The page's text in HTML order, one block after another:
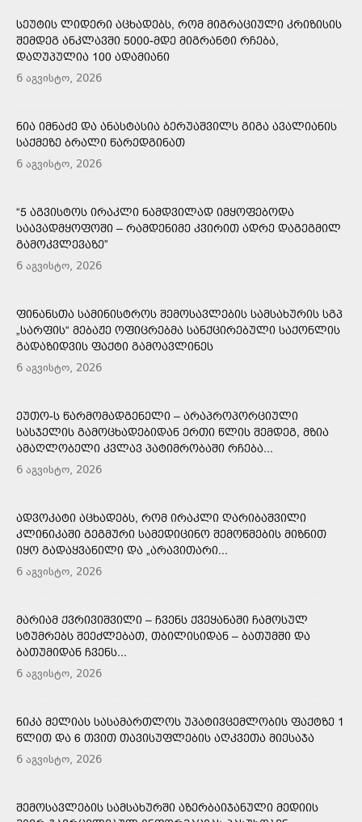
ᲡᲔᲣᲢᲘᲡ ᲚᲘᲓᲔᲠᲘ ᲐᲪᲮᲐᲓᲔᲑᲡ, ᲠᲝᲛ ᲛᲘᲒᲠᲐᲪᲘᲣᲚᲘ ᲙᲠᲘᲖᲘᲡᲘᲡ
ᲨᲔᲛᲓᲔᲒ ᲐᲜᲙᲚᲐᲕᲨᲘ 5000-ᲛᲓᲔ ᲛᲘᲒᲠᲐᲜᲢᲘ ᲠᲩᲔᲑᲐ,
ᲓᲐᲦᲣᲞᲣᲚᲘᲐ 100 ᲐᲓᲐᲛᲘᲐᲜᲘ
6 აგვისტო, 2026
ᲜᲘᲐ ᲘᲛᲜᲐᲫᲔ ᲓᲐ ᲐᲜᲐᲡᲢᲐᲡᲘᲐ ᲑᲔᲠᲣᲐᲨᲕᲘᲚᲡ ᲒᲘᲒᲐ ᲐᲕᲐᲚᲘᲐᲜᲘᲡ
ᲡᲐᲥᲛᲔᲖᲔ ᲑᲠᲐᲚᲘ ᲬᲐᲠᲔᲓᲒᲘᲜᲐᲗ
6 აგვისტო, 2026
“5 ᲐᲒᲕᲘᲡᲢᲝᲡ ᲘᲠᲐᲙᲚᲘ ᲜᲐᲛᲓᲕᲘᲚᲐᲓ ᲘᲛᲧᲝᲤᲔᲑᲝᲓᲐ
ᲡᲐᲐᲕᲐᲓᲛᲧᲝᲤᲝᲨᲘ – ᲠᲐᲛᲓᲔᲜᲘᲛᲔ ᲙᲕᲘᲠᲘᲗ ᲐᲓᲠᲔ ᲓᲐᲒᲔᲒᲛᲘᲚ
ᲒᲐᲛᲝᲙᲕᲚᲔᲕᲐᲖᲔ”
6 აგვისტო, 2026
ᲤᲘᲜᲐᲜᲡᲗᲐ ᲡᲐᲛᲘᲜᲘᲡᲢᲠᲝᲡ ᲨᲔᲛᲝᲡᲐᲕᲚᲔᲑᲘᲡ ᲡᲐᲛᲡᲐᲮᲣᲠᲘᲡ ᲡᲒᲞ
„ᲡᲐᲠᲤᲘᲡ“ ᲛᲔᲑᲐᲟᲔ ᲝᲤᲘᲪᲠᲔᲑᲛᲐ ᲡᲐᲜᲥᲪᲘᲠᲔᲑᲣᲚᲘ ᲡᲐᲥᲝᲜᲚᲘᲡ
ᲒᲐᲓᲐᲖᲘᲓᲕᲘᲡ ᲤᲐᲥᲢᲘ ᲒᲐᲛᲝᲐᲕᲚᲘᲜᲔᲡ
6 აგვისტო, 2026
ᲔᲣᲗᲝ-Ს ᲬᲐᲠᲛᲝᲛᲐᲓᲒᲔᲜᲔᲚᲘ – ᲐᲠᲐᲞᲠᲝᲞᲝᲠᲪᲘᲣᲚᲘ
ᲡᲐᲡᲯᲔᲚᲘᲡ ᲒᲐᲛᲝᲪᲮᲐᲓᲔᲑᲘᲓᲐᲜ ᲔᲠᲗᲘ ᲬᲚᲘᲡ ᲨᲔᲛᲓᲔᲒ, ᲛᲖᲘᲐ
ᲐᲛᲐᲦᲚᲝᲑᲔᲚᲘ ᲙᲕᲚᲐᲕ ᲞᲐᲢᲘᲛᲠᲝᲑᲐᲨᲘ ᲠᲩᲔᲑᲐ...
6 აგვისტო, 2026
ᲐᲓᲕᲝᲙᲐᲢᲘ ᲐᲪᲮᲐᲓᲔᲑᲡ, ᲠᲝᲛ ᲘᲠᲐᲙᲚᲘ ᲦᲐᲠᲘᲑᲐᲨᲕᲘᲚᲘ
ᲙᲚᲘᲜᲘᲙᲐᲨᲘ ᲒᲔᲒᲛᲣᲠᲘ ᲡᲐᲛᲔᲓᲘᲪᲘᲜᲝ ᲨᲔᲛᲝᲬᲛᲔᲑᲘᲡ ᲛᲘᲖᲜᲘᲗ
ᲘᲧᲝ ᲒᲐᲓᲐᲧᲕᲐᲜᲘᲚᲘ ᲓᲐ „ᲐᲠᲐᲕᲘᲗᲐᲠᲘ...
6 აგვისტო, 2026
ᲛᲐᲠᲘᲐᲛ ᲥᲕᲠᲘᲕᲘᲨᲕᲘᲚᲘ – ᲩᲕᲔᲜᲡ ᲥᲕᲔᲧᲐᲜᲐᲨᲘ ᲩᲐᲛᲝᲡᲣᲚ
ᲡᲢᲣᲛᲠᲔᲑᲡ ᲨᲔᲔᲫᲚᲔᲑᲐᲗ, ᲗᲑᲘᲚᲘᲡᲘᲓᲐᲜ – ᲑᲐᲗᲣᲛᲨᲘ ᲓᲐ
ᲑᲐᲗᲣᲛᲘᲓᲐᲜ ᲩᲕᲔᲜᲡ...
6 აგვისტო, 2026
ᲜᲘᲙᲐ ᲛᲔᲚᲘᲐᲡ ᲡᲐᲡᲐᲛᲐᲠᲗᲚᲝᲡ ᲣᲞᲐᲢᲘᲕᲪᲔᲛᲚᲝᲑᲘᲡ ᲤᲐᲥᲢᲖᲔ 1
ᲬᲚᲘᲗ ᲓᲐ 6 ᲗᲕᲘᲗ ᲗᲐᲕᲘᲡᲣᲤᲚᲔᲑᲘᲡ ᲐᲦᲙᲕᲔᲗᲐ ᲛᲘᲔᲡᲐᲯᲐ
6 აგვისტო, 2026
ᲨᲔᲛᲝᲡᲐᲕᲚᲔᲑᲘᲡ ᲡᲐᲛᲡᲐᲮᲣᲠᲨᲘ ᲐᲖᲔᲠᲑᲐᲘᲯᲐᲜᲣᲚᲘ ᲛᲔᲓᲘᲘᲡ